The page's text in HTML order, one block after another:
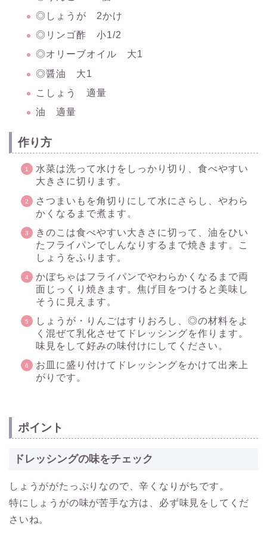
◎しょうが 2かけ
◎リンゴ酢 小1/2
◎オリーブオイル 大1
◎醤油 大1
こしょう 適量
油 適量
作り方
水菜は洗って水けをしっかり切り、食べやすい
大きさに切ります。
さつまいもを角切りにして水にさらし、やわら
かくなるまで煮ます。
きのこは食べやすい大きさに切って、油をひい
たフライパンでしんなりするまで焼きます。こ
しょうをふります。
かぼちゃはフライパンでやわらかくなるまで両
面じっくり焼きます。焦げ目をつけると美味し
そうに見えます。
しょうが・りんごはすりおろし、◎の材料をよ
く混ぜて乳化させてドレッシングを作ります。
味見をして好みの味付けにしてください。
お皿に盛り付けてドレッシングをかけて出来上
がりです。
ポイント
ドレッシングの味をチェック
しょうががたっぷりなので、辛くなりがちです。
特にしょうがの味が苦手な方は、必ず味見をしてくだ
さいね。